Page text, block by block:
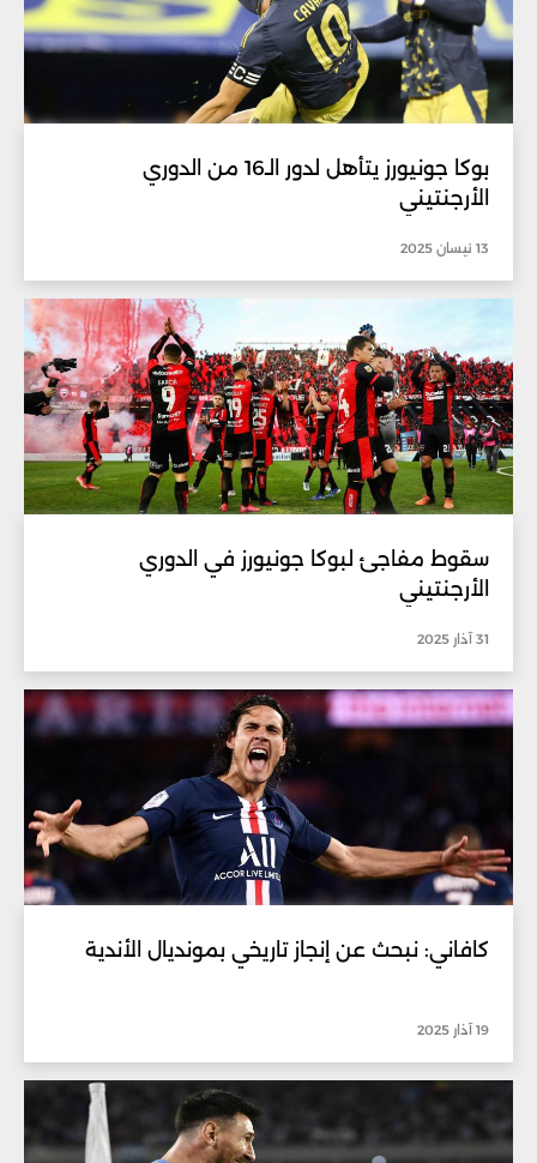
بوكا جونيورز يتأهل لدور الـ16 من الدوري
الأرجنتيني
13 نيسان 2025
سقوط مفاجئ لبوكا جونيورز في الدوري
الأرجنتيني
31 آذار 2025
كافاني: نبحث عن إنجاز تاريخي بمونديال الأندية
19 آذار 2025